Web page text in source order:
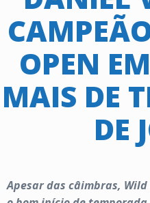
OPEN
MAIS DE
DE
Apesar das câimbras,